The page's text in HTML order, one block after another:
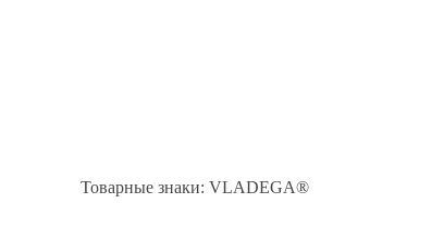
Товарные знаки: VLADEGA®